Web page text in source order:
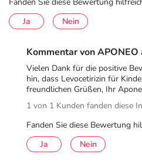
besprechen. Sollten sich Ihre
oder nach 3 Tagen nicht
Hinweise
LEVOCETIRIZIN ADGC®
Ist Ihre Nierenfunktion stark
gegen Levocetirizin, Cetirizin,
sonstigen Bestandteil dieses
dürfen Sie LEVOCETIRIZIN
Ja
Nein
Kommentar von
Vielen Dank für die positive
hin, dass Levocetirizin für
freundlichen Grüßen, Ihr
1 von 1 Kunden fanden diese
Fanden Sie diese Bewertung
Ja
Nein